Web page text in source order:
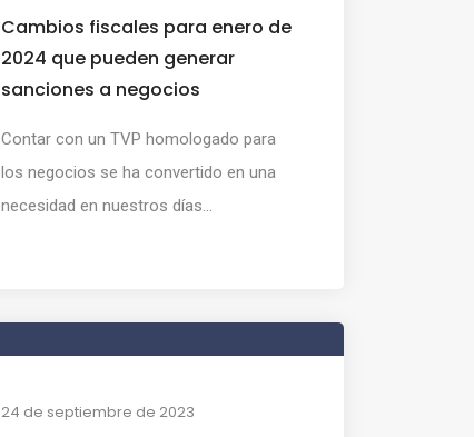
Cambios fiscales para enero de
2024 que pueden generar
sanciones a negocios
Contar con un TVP homologado para
los negocios se ha convertido en una
necesidad en nuestros días...
24 de septiembre de 2023